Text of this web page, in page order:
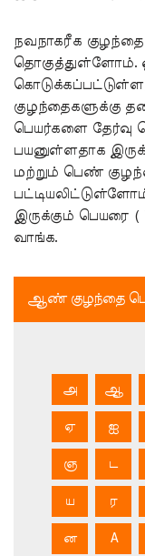
நவநாகரீக
தொகுத்துள்ளோம்.
குழந்தைகளுக்கு
பெயர்களை தேர்வு
பயனுள்ளதாக
மற்றும் பெண்
இருக்கும் பெயரை (
வாங்க.
ஆண் குழந்தை
அ ஆ
ஏ ஐ
ஞ ட
ய ர
ன A